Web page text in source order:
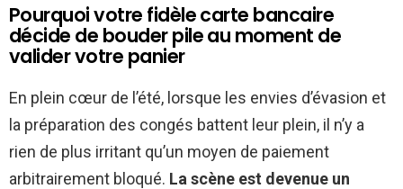
Pourquoi votre fidèle carte bancaire
décide de bouder pile au moment de
valider votre panier
En plein cœur de l’été, lorsque les envies d’évasion et
la préparation des congés battent leur plein, il n’y a
rien de plus irritant qu’un moyen de paiement
arbitrairement bloqué. La scène est devenue un